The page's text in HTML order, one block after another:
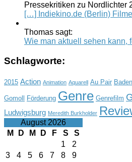
Pressekritiken zu Nordlichter
[…] Indiekino.de (Berlin)
Thomas sagt:
Wie man aktuell sehen kann,
Schlagworte:
2015 Action Animation Aquarell Au Pair
Gomoll Förderung Genre Genrefilm
Ludwigsburg Meredith Burkholder
August 2026
M
D M D F S
S
1
2
3
4 5 6 7 8
9